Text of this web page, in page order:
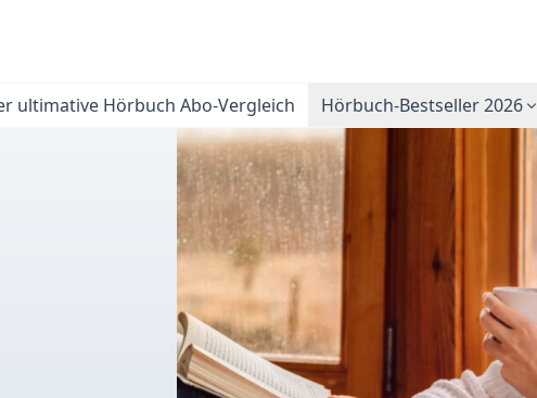
ultimative Hörbuch Abo-Vergleich Hörbuch-Bestseller 2026